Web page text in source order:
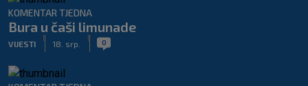
KOMENTAR TJEDNA
Bura u čaši limunade
VIJESTI 18. srp. 0